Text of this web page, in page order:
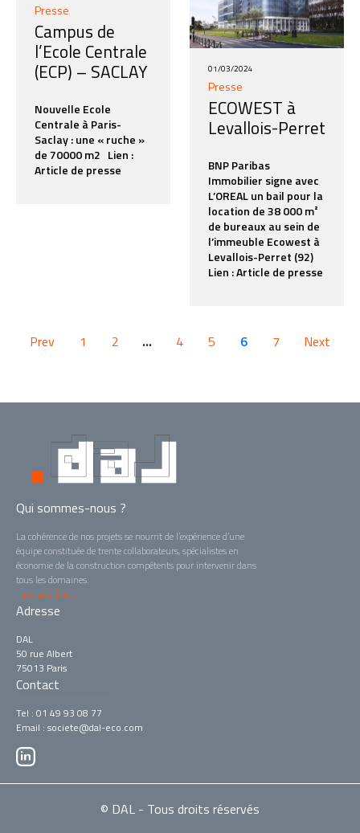
Presse
Campus de
l’Ecole Centrale
(ECP) – SACLAY
Nouvelle Ecole
Centrale à Paris-
Saclay : une « ruche »
de 70000 m2 Lien :
Article de presse
01/03/2024
Presse
ECOWEST à
Levallois-Perret
BNP Paribas
Immobilier signe avec
L’OREAL un bail pour la
location de 38 000 m²
de bureaux au sein de
l’immeuble Ecowest à
Levallois-Perret (92)
Lien : Article de presse
Prev 1 2 … 4 5 6 7 Next
Qui sommes-nous ?
La cohérence de nos projets se nourrit de l’expérience d’une
équipe constituée de trente collaborateurs, spécialistes en
économie de la construction compétents pour intervenir dans
tous les domaines.
Lire la suite...
Adresse
DAL
50 rue Albert
75013 Paris
Contact
Tel : 01 49 93 08 77
Email : societe@dal-eco.com
© DAL - Tous droits réservés